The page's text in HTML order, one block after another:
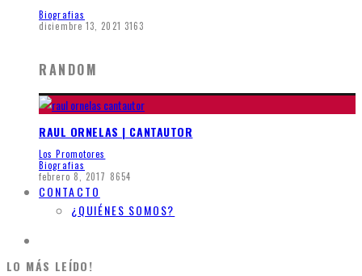
Biografias
diciembre 13, 2021 3163
RANDOM
RAUL ORNELAS | CANTAUTOR
Los Promotores
Biografias
febrero 8, 2017 8654
CONTACTO
¿QUIÉNES SOMOS?
LO MÁS LEÍDO!